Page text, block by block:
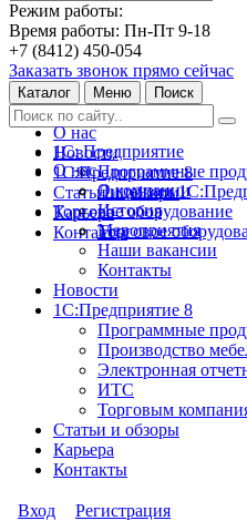
Режим работы:
Время работы: Пн-Пт 9-18
+7 (8412) 450-054
Заказать звонок прямо сейчас
Каталог Меню Поиск
О нас
Новости
1С:Предприятие 8
Статьи и обзоры
Карьера
Контакты
1С: Предприятие
Программные
Лицензии
Торговое оборудование
Торговое
О нас
О компании
История
Мероприятия
Наши вакансии
Контакты
Новости
1С:Предприятие 8
Программные
Производство
Электронная
ИТС
Торговым
Статьи и обзоры
Карьера
Контакты
Вход
Регистрация